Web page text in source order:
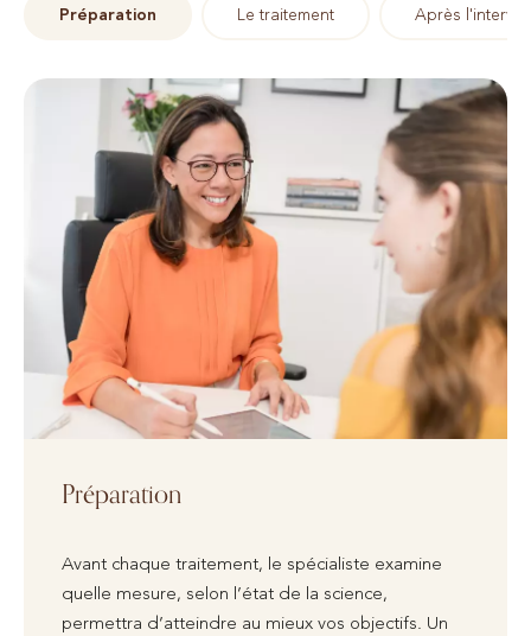
Préparation Le traitement Après
Préparation
Avant chaque traitement, le spécialiste examine
quelle mesure, selon l’état de la science,
permettra d’atteindre au mieux vos objectifs. Un